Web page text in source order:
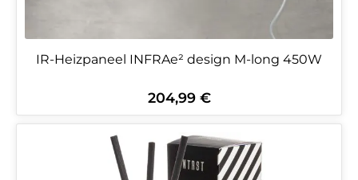
IR-Heizpaneel INFRAe² design M-long 450W
Regulärer Preis:
204,99 €